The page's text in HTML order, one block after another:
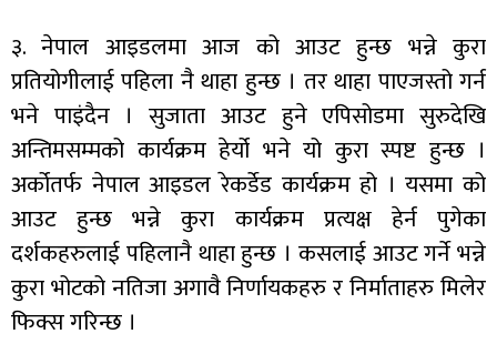
३. नेपाल आइडलमा आज को आउट हुन्छ भन्ने कुरा
प्रतियोगीलाई पहिला नै थाहा हुन्छ । तर थाहा पाएजस्तो गर्न
भने पाइंदैन । सुजाता आउट हुने एपिसोडमा सुरुदेखि
अन्तिमसम्मको कार्यक्रम हेर्यो भने यो कुरा स्पष्ट हुन्छ ।
अर्कोतर्फ नेपाल आइडल रेकर्डेड कार्यक्रम हो । यसमा को
आउट हुन्छ भन्ने कुरा कार्यक्रम प्रत्यक्ष हेर्न पुगेका
दर्शकहरुलाई पहिलानै थाहा हुन्छ । कसलाई आउट गर्ने भन्ने
कुरा भोटको नतिजा अगावै निर्णायकहरु र निर्माताहरु मिलेर
फिक्स गरिन्छ ।